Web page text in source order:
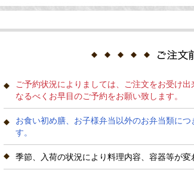
ご予約状況によりましては、ご注文をお受け出
なるべくお早目のご予約をお願い致します。
お食い初め膳、お子様弁当以外のお弁当類につ
す。
季節、入荷の状況により料理内容、容器等が変